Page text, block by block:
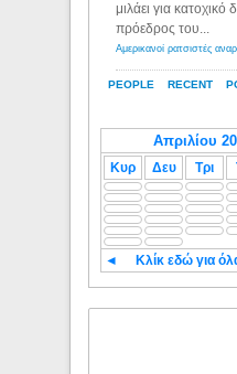
PEOPLE RECENT
μιλάει για κατοχικό
πρόεδρος του...
Κυρ Δευ Τρι
◄ Κλίκ εδώ για